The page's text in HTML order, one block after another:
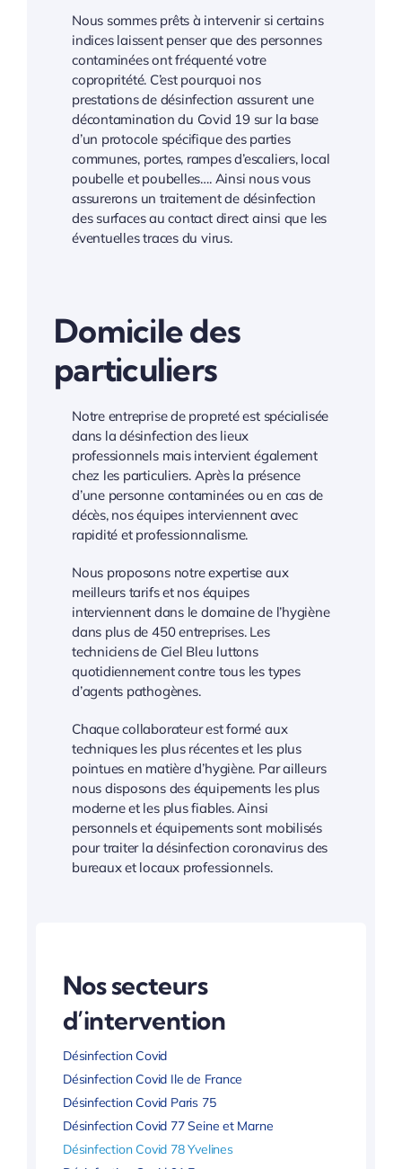
Nous sommes prêts à intervenir si certains
indices laissent penser que des personnes
contaminées ont fréquenté votre
copropritété. C’est pourquoi nos
prestations de désinfection assurent une
décontamination du Covid 19 sur la base
d’un protocole spécifique des parties
communes, portes, rampes d’escaliers, local
poubelle et poubelles…. Ainsi nous vous
assurerons un traitement de désinfection
des surfaces au contact direct ainsi que les
éventuelles traces du virus.
Domicile des
particuliers
Notre entreprise de propreté est spécialisée
dans la désinfection des lieux
professionnels mais intervient également
chez les particuliers. Après la présence
d’une personne contaminées ou en cas de
décès, nos équipes interviennent avec
rapidité et professionnalisme.
Nous proposons notre expertise aux
meilleurs tarifs et nos équipes
interviennent dans le domaine de l’hygiène
dans plus de 450 entreprises. Les
techniciens de Ciel Bleu luttons
quotidiennement contre tous les types
d’agents pathogènes.
Chaque collaborateur est formé aux
techniques les plus récentes et les plus
pointues en matière d’hygiène. Par ailleurs
nous disposons des équipements les plus
moderne et les plus fiables. Ainsi
personnels et équipements sont mobilisés
pour traiter la désinfection coronavirus des
bureaux et locaux professionnels.
Nos secteurs
d’intervention
Désinfection Covid
Désinfection Covid Ile de France
Désinfection Covid Paris 75
Désinfection Covid 77 Seine et Marne
Désinfection Covid 78 Yvelines